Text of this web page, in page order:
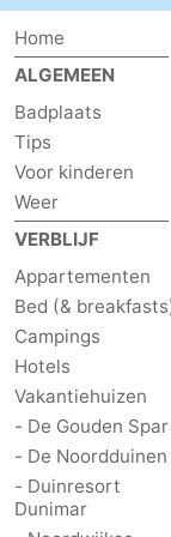
Schoorlse
Bergen
Zee
-
Alkmaar
-
Egmond
Zee
-
duinreservaat
Wijk
aan
Zee
-
Natuur
Zuid-
Kennermerland
-
Amsterdam
Haarlem
Zandvoort
Home
ALGEMEEN
Badplaats
Tips
Voor kinderen
Weer
VERBLIJF
Appartementen
Bed (&
Campings
Hotels
Vakantiehuizen
- De Gouden Spar
- De Noordduinen
- Duinresort
Dunimar